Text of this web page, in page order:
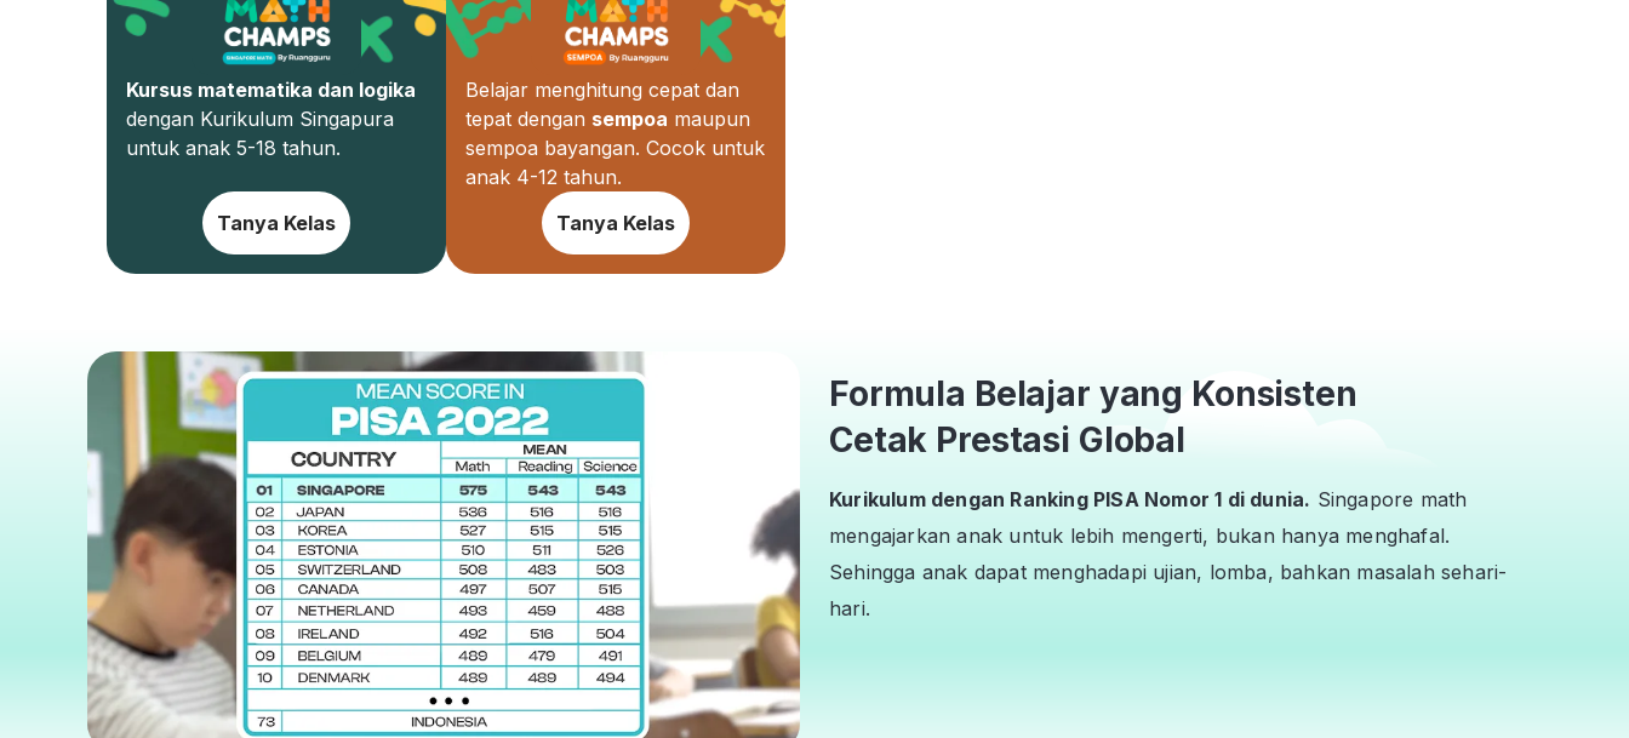
Kursus matematika dan logika
dengan Kurikulum Singapura
untuk anak 5-18 tahun.
Tanya Kelas
Belajar menghitung cepat dan
tepat dengan sempoa maupun
sempoa bayangan. Cocok untuk
anak 4-12 tahun.
Tanya Kelas
Formula Belajar yang Konsisten
Cetak Prestasi Global
Kurikulum dengan Ranking PISA Nomor 1 di dunia. Singapore math
mengajarkan anak untuk lebih mengerti, bukan hanya menghafal.
Sehingga anak dapat menghadapi ujian, lomba, bahkan masalah sehari-
hari.